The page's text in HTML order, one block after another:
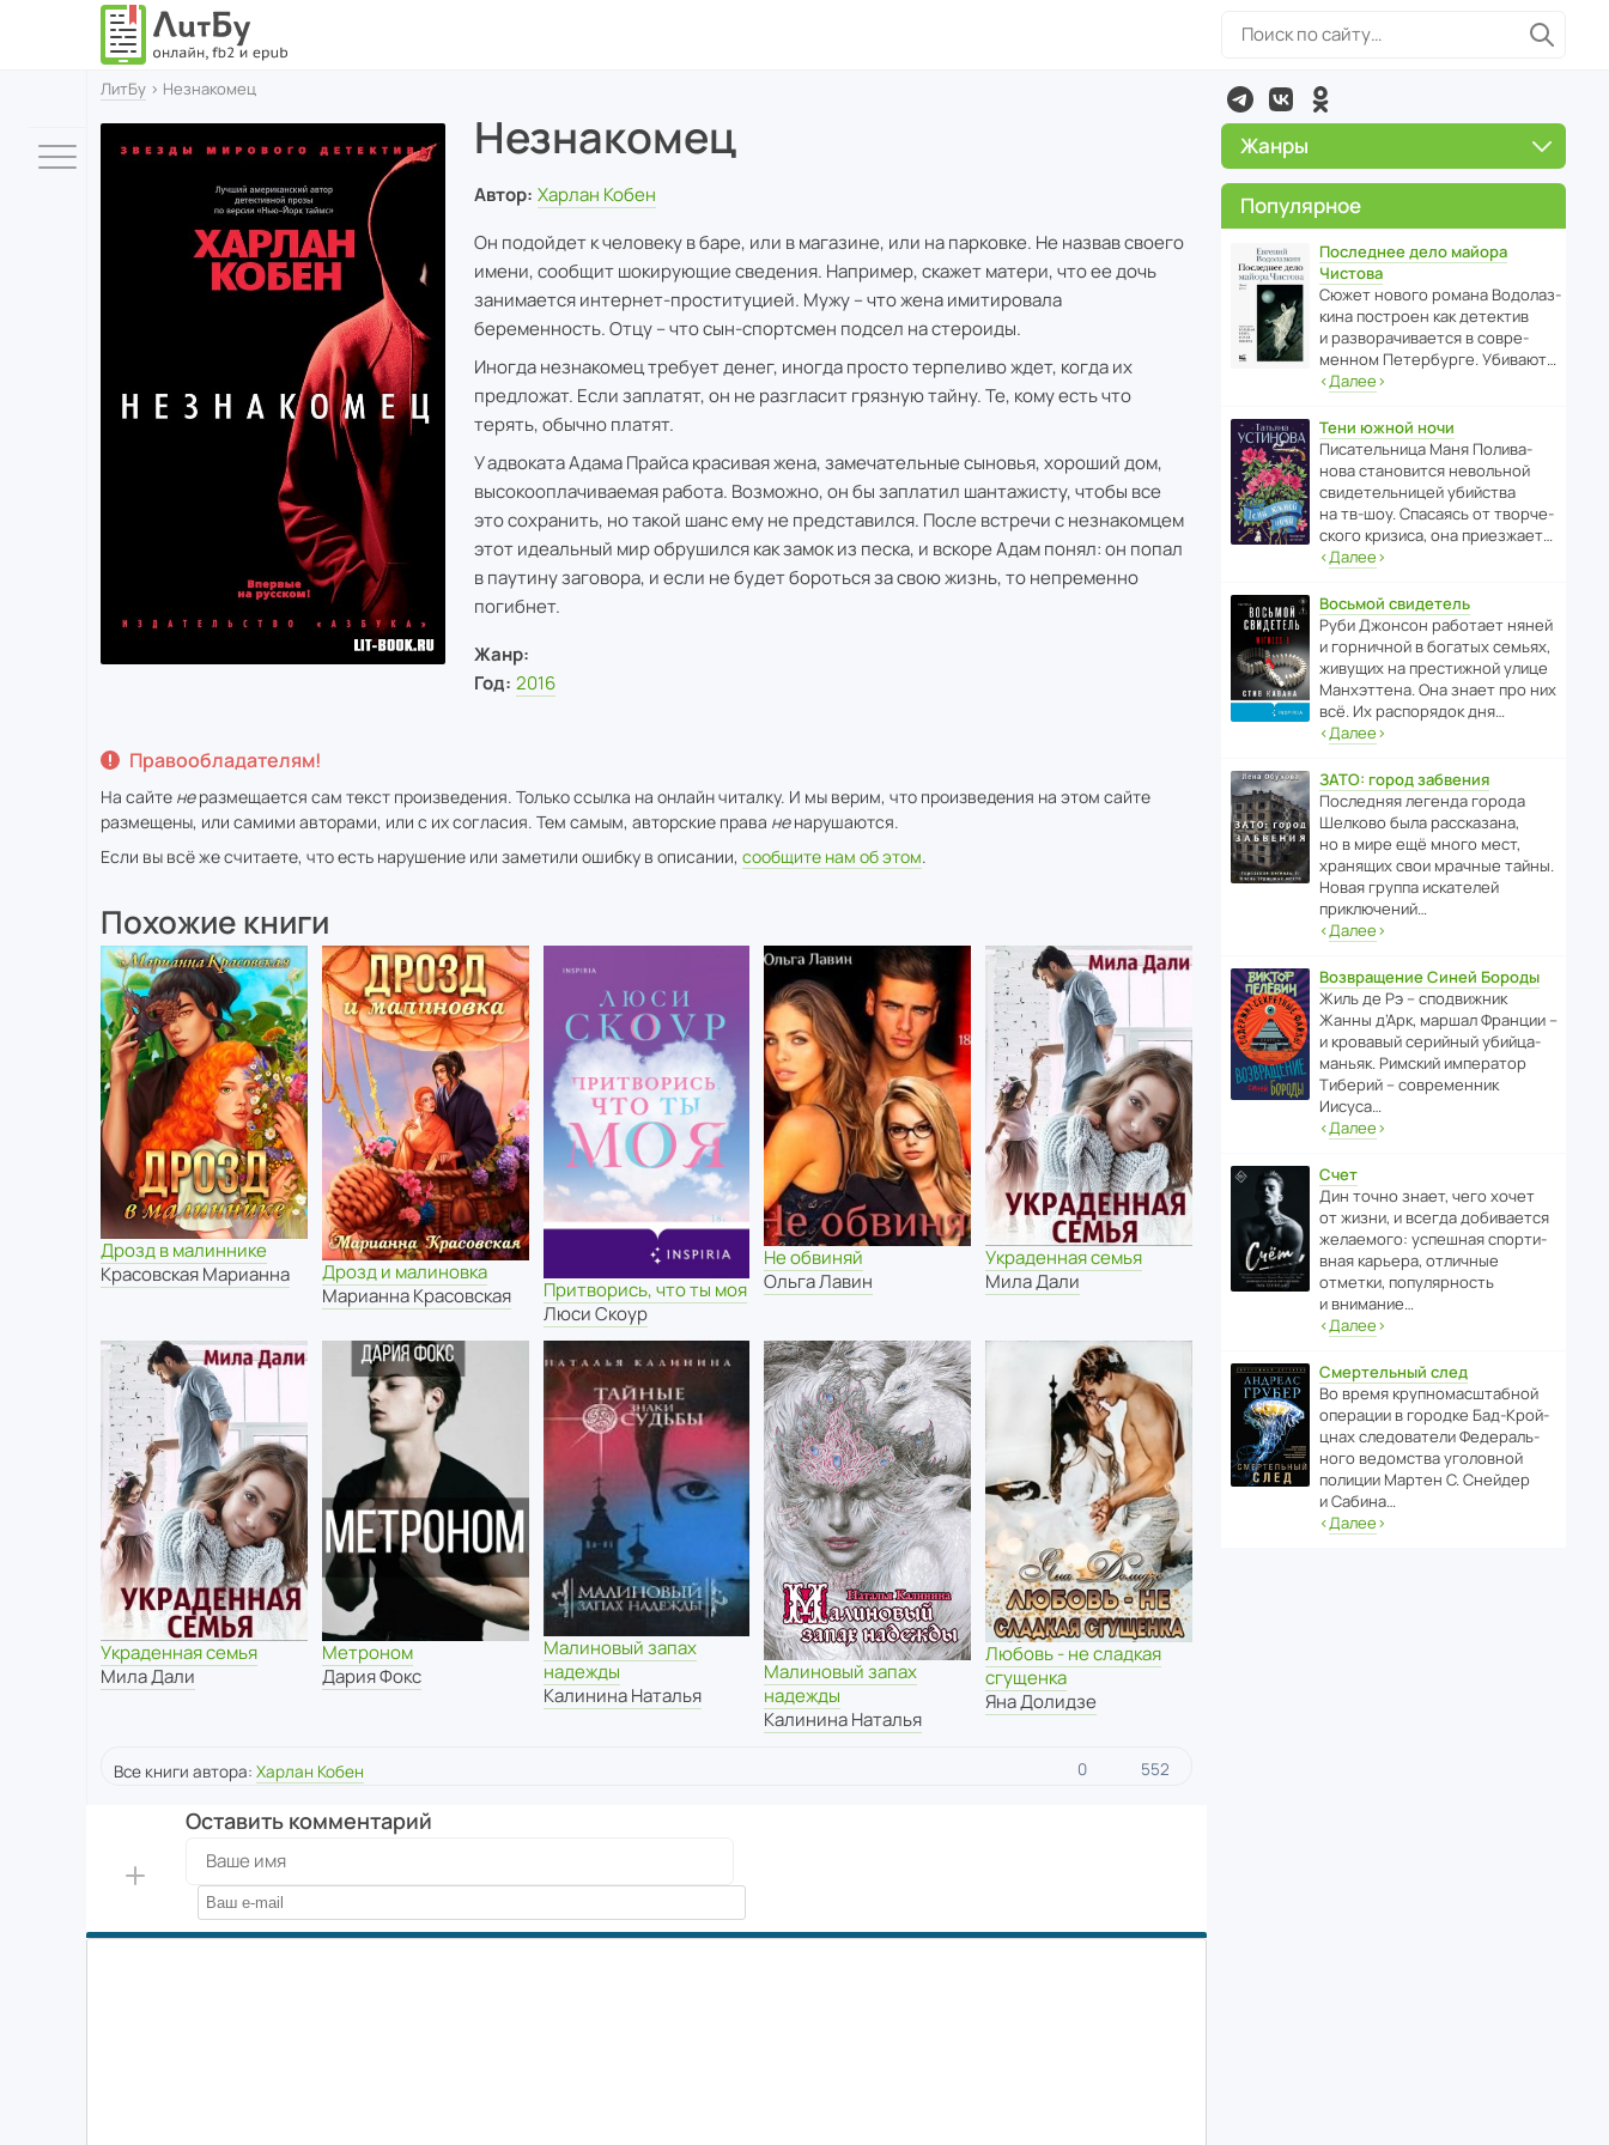
ЛитБу › Незнакомец
Незнакомец
Автор: Харлан Кобен
Он подойдет к человеку в баре, или в магазине, или на парковке. Не назвав своего
имени, сообщит шокирующие сведения. Например, скажет матери, что ее дочь
занимается интернет-проституцией. Мужу – что жена имитировала
беременность. Отцу – что сын-спортсмен подсел на стероиды.
Иногда незнакомец требует денег, иногда просто терпеливо ждет, когда их
предложат. Если заплатят, он не разгласит грязную тайну. Те, кому есть что
терять, обычно платят.
У адвоката Адама Прайса красивая жена, замечательные сыновья, хороший дом,
высокооплачиваемая работа. Возможно, он бы заплатил шантажисту, чтобы все
это сохранить, но такой шанс ему не представился. После встречи с незнакомцем
этот идеальный мир обрушился как замок из песка, и вскоре Адам понял: он попал
в паутину заговора, и если не будет бороться за свою жизнь, то непременно
погибнет.
Жанр:
Год: 2016
Правообладателям!
На сайте неразмещается сам текст произведения. Только ссылка на онлайн читалку. И мы верим, что произведения на этом сайте
размещены, или самими авторами, или с их согласия. Тем самым, авторские права ненарушаются.
Если вы всё же считаете, что есть нарушение или заметили ошибку в описании, сообщите нам об этом.
Похожие книги
Дрозд в малиннике
Красовская Марианна
Дрозд и малиновка
Марианна Красовская
Притворись, что ты моя
Люси Скоур
Не обвиняй
Ольга Лавин
Украденная семья
Мила Дали
Украденная семья
Мила Дали
Метроном
Дария Фокс
Малиновый запах
надежды
Калинина Наталья
Малиновый запах
надежды
Калинина Наталья
Любовь - не сладкая
сгущенка
Яна Долидзе
Все книги автора: Харлан Кобен 0 552
Оставить комментарий
Жанры
Популярное
Последнее дело майора
Чистова
Сюжет нового романа Водо­ла­з­
кина пост­роен как дете­ктив
и разво­ра­чи­ва­ется в совре­
менном Пете­р­бурге. Убивают…
‹Далее›
Тени южной ночи
Писа­тель­ница Маня Поли­ва­
нова стано­вится невольной
свиде­тель­ницей убийства
на тв-шоу. Спасаясь от твор­че­
с­кого кризиса, она приезжает…
‹Далее›
Восьмой свидетель
Руби Джонсон рабо­тает няней
и горни­чной в богатых семьях,
живущих на прес­ти­жной улице
Манх­эт­тена. Она знает про них
всё. Их распо­рядок дня…
‹Далее›
ЗАТО: город забвения
После­дняя легенда города
Шелково была расска­зана,
но в мире ещё много мест,
хранящих свои мрачные тайны.
Новая группа иска­телей
приключений…
‹Далее›
Возвращение Синей Бороды
Жиль де Рэ – спод­ви­жник
Жанны д’Арк, маршал Франции –
и кровавый серийный убийца-
маньяк. Римский импе­ратор
Тиберий – совре­менник
Иисуса…
‹Далее›
Счет
Дин точно знает, чего хочет
от жизни, и всегда доби­ва­ется
жела­е­мого: успе­шная спор­ти­
вная карьера, отли­чные
отметки, попу­ля­р­ность
и внимание…
‹Далее›
Смертельный след
Во время круп­но­мас­ш­та­бной
операции в городке Бад‑Крой­
цнах следо­ва­тели Феде­раль­
ного ведомства уголо­вной
полиции Мартен С. Снейдер
и Сабина…
‹Далее›